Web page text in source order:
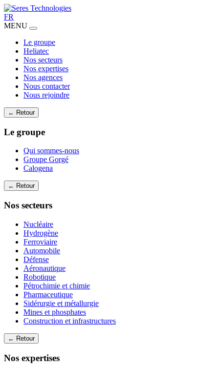
FR
MENU
Le groupe
Heliatec
Nos secteurs
Nos expertises
Nos agences
Nous contacter
Nous rejoindre
← Retour
Le groupe
Qui sommes-nous
Groupe Gorgé
Calogena
← Retour
Nos secteurs
Nucléaire
Hydrogène
Ferroviaire
Automobile
Défense
Aéronautique
Robotique
Pétrochimie et chimie
Pharmaceutique
Sidérurgie et métallurgie
Mines et phosphates
Construction et infrastructures
← Retour
Nos expertises